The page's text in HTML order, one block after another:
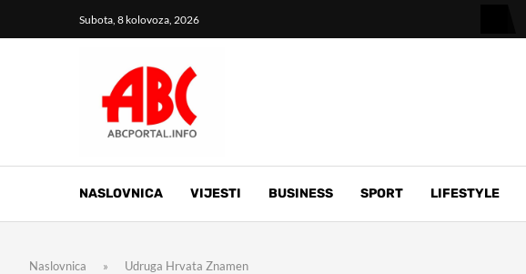
Subota, 8 kolovoza, 2026
NASLOVNICA VIJESTI BUSINESS SPORT LIFESTYLE
Naslovnica » Udruga Hrvata Znamen